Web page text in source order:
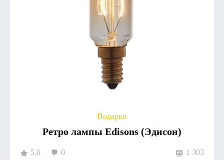
Подарки
Ретро лампы Edisons (Эдисон)
5.0 0 1 303